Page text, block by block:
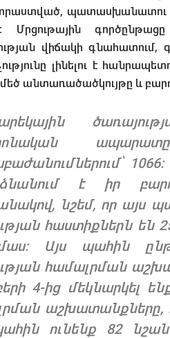
պատասխանատու
Մրցութային
վիճակի գնահատում,
լինելու է
անտառածածկույթը և բարդ
է իր
նշեմ, որ այս
հաստիքներն են
Այս պահին
համալրման
4-ից մեկնարկել
աշխատանքները,
ունենք 82